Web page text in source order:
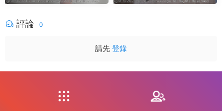
評論 0
請先 登錄